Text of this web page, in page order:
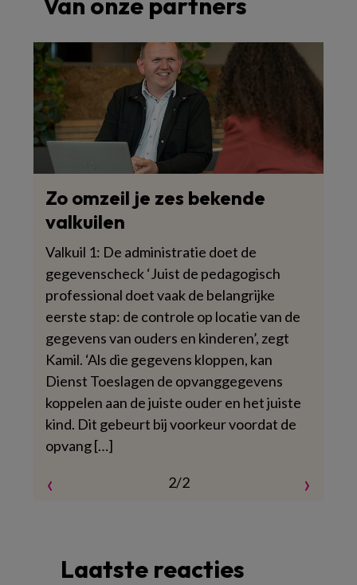
Zo omzeil je zes bekende
valkuilen
Valkuil 1: De administratie doet de
gegevenscheck ‘Juist de pedagogisch
professional doet vaak de belangrijke
eerste stap: de controle op locatie van de
gegevens van ouders en kinderen’, zegt
Kamil. ‘Als die gegevens kloppen, kan
Dienst Toeslagen de opvanggegevens
koppelen aan de juiste ouder en het juiste
kind. Dit gebeurt bij voorkeur voordat de
opvang […]
‹ ›
2/2
Laatste reacties